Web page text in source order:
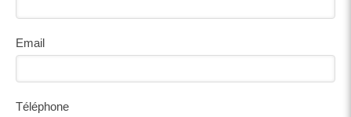
Email
Téléphone